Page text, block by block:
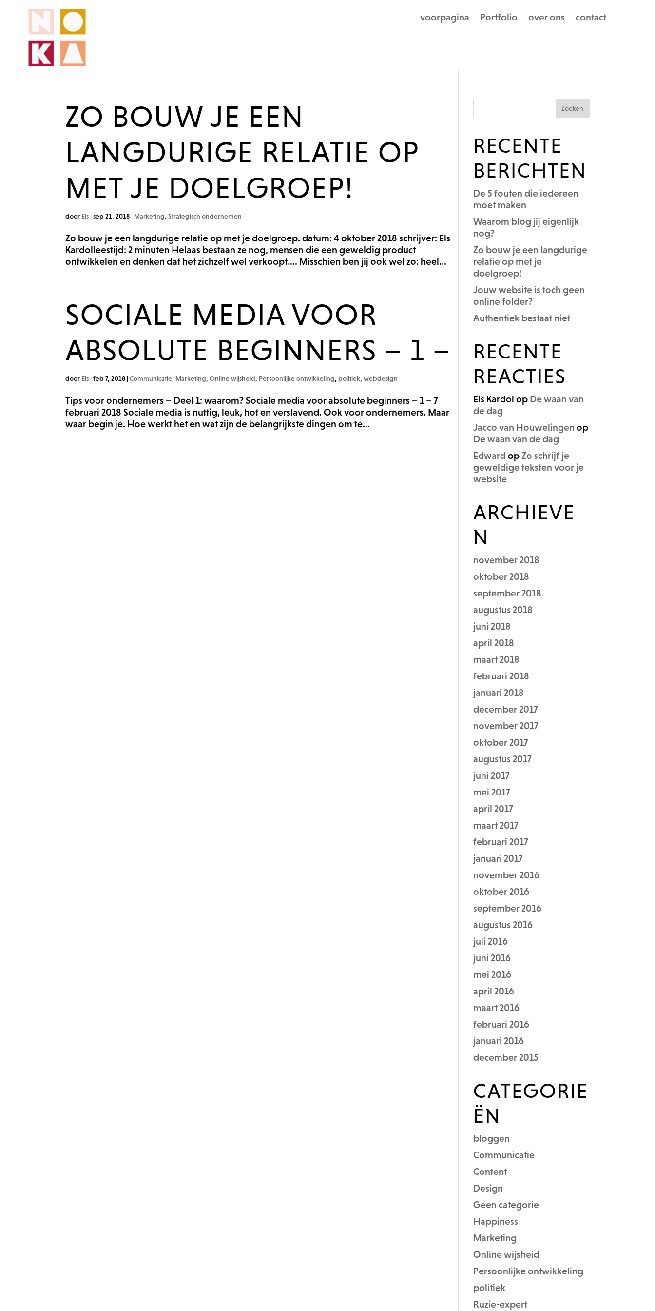
voorpagina Portfolio over ons contact
ZO BOUW JE EEN
LANGDURIGE RELATIE OP
MET JE DOELGROEP!
door Els |sep 21, 2018 | Marketing,Strategisch ondernemen
Zo bouw je een langdurige relatie op met je doelgroep. datum: 4 oktober 2018 schrijver: Els
Kardolleestijd: 2 minuten Helaas bestaan ze nog, mensen die een geweldig product
ontwikkelen en denken dat het zichzelf wel verkoopt…. Misschien ben jij ook wel zo: heel...
SOCIALE MEDIA VOOR
ABSOLUTE BEGINNERS – 1 –
door Els |feb 7, 2018 |Communicatie, Marketing,Online wijsheid, Persoonlijke ontwikkeling, politiek,webdesign
Tips voor ondernemers – Deel 1: waarom? Sociale media voor absolute beginners – 1 – 7
februari 2018 Sociale media is nuttig, leuk, hot en verslavend. Ook voor ondernemers. Maar
waar begin je. Hoe werkt het en wat zijn de belangrijkste dingen om te...
RECENTE
BERICHTEN
De 5 fouten die iedereen
moet maken
Waarom blog jij eigenlijk
nog?
Zo bouw je een langdurige
relatie op met je
doelgroep!
Jouw website is toch geen
online folder?
Authentiek bestaat niet
RECENTE
REACTIES
Els Kardol op De waan van
de dag
Jacco van Houwelingen op
De waan van de dag
Edward opZo schrijf je
geweldige teksten voor je
website
ARCHIEVE
N
november 2018
oktober 2018
september 2018
augustus 2018
juni 2018
april 2018
maart 2018
februari 2018
januari 2018
december 2017
november 2017
oktober 2017
augustus 2017
juni 2017
mei 2017
april 2017
maart 2017
februari 2017
januari 2017
november 2016
oktober 2016
september 2016
augustus 2016
juli 2016
juni 2016
mei 2016
april 2016
maart 2016
februari 2016
januari 2016
december 2015
CATEGORIE
ËN
bloggen
Communicatie
Content
Design
Geen categorie
Happiness
Marketing
Online wijsheid
Persoonlijke ontwikkeling
politiek
Ruzie-expert